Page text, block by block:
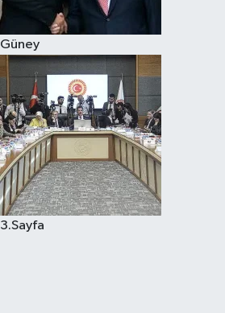
Güney
3.Sayfa